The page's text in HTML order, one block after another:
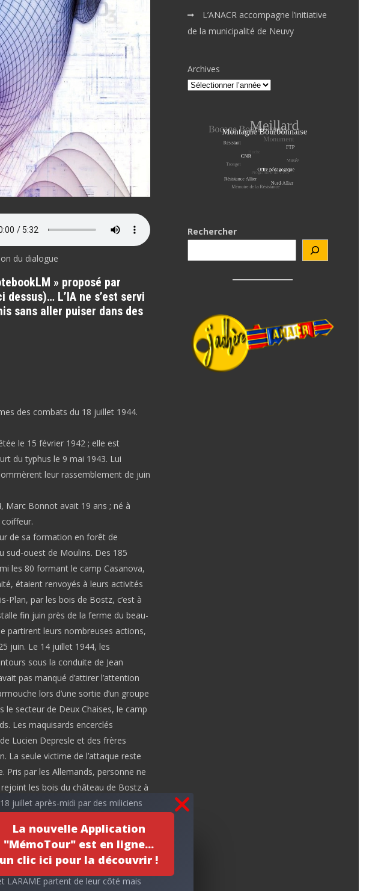
La nouvelle Application
"MémoTour" est en ligne...
un clic ici pour la découvrir !
du dialogue
» proposé par
L’IA ne s’est servi
sans aller puiser dans des
des combats du 18 juillet 1944.
le 15 février 1942 ; elle est
du typhus le 9 mai 1943. Lui
leur rassemblement de juin
Marc Bonnot avait 19 ans ; né à
de sa formation en forêt de
sud-ouest de Moulins. Des 185
les 80 formant le camp Casanova,
étaient renvoyés à leurs activités
Plan, par les bois de Bostz, c’est à
fin juin près de la ferme du beau-
partirent leurs nombreuses actions,
juin. Le 14 juillet 1944, les
sous la conduite de Jean
pas manqué d’attirer l’attention
lors d’une sortie d’un groupe
le secteur de Deux Chaises, le camp
Les maquisards encerclés
Lucien Depresle et des frères
La seule victime de l’attaque reste
Pris par les Allemands, personne ne
les bois du château de Bostz à
juillet après-midi par des miliciens
et incendié la ferme de Villars à
en se dispersant par petits
Roger MAGNIERE et LARAME
trouver de l’aide et de l’abri.
LARAME partent de leur côté mais
L’ANACR accompagne l’initiative
de la municipalité de Neuvy
Archives
Rechercher